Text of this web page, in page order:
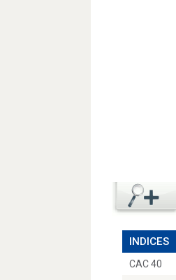
INDICES
CAC 40